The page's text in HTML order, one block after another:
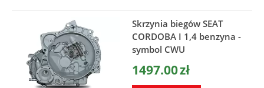
Skrzynia biegów SEAT
CORDOBA I 1,4 benzyna -
symbol CWU
1497.00zł